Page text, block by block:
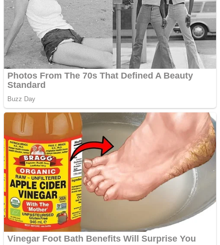
Creez aplicatie
ANDROID pentru siteul
tau
Anuntul tau apare in mai
multe ziare online
Apartamente 2 camere
Aplică acum pentru toate
tipurile de împrumuturi
și obține bani urgent!